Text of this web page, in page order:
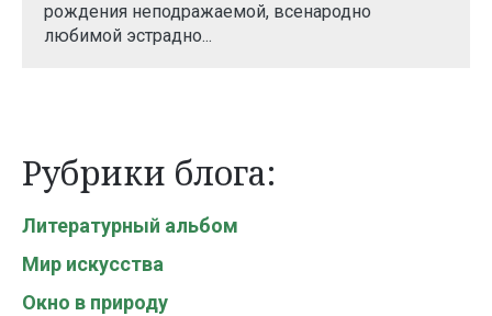
рождения неподражаемой, всенародно
любимой эстрадно...
Рубрики блога:
Литературный альбом
Мир искусства
Окно в природу